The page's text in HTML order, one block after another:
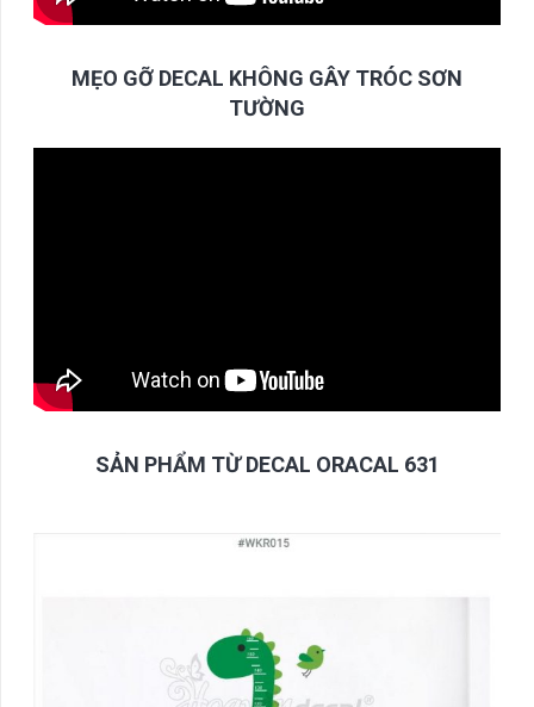
MẸO GỠ DECAL KHÔNG GÂY TRÓC SƠN
TƯỜNG
SẢN PHẨM TỪ DECAL ORACAL 631